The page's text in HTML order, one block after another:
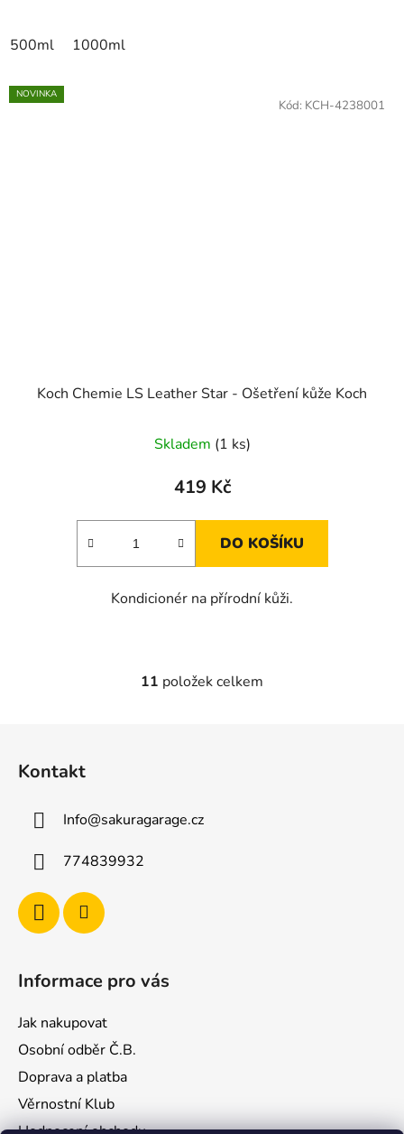
500ml 1000ml
NOVINKA
Koch Chemie LS Leather Star - Ošetření kůže Koch
Skladem (1 ks)
419 Kč
DO KOŠÍKU
Kondicionér na přírodní kůži.
Kód: KCH-4238001
O
í
11 položek celkem
Kontakt
Info@sakuragarage.cz
774839932
Informace pro vás
Jak nakupovat
Osobní odběr Č.B.
Doprava a platba
Věrnostní Klub